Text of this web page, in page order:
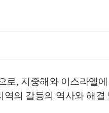
, 지중해와 이스라엘
역의 갈등의 역사와 해